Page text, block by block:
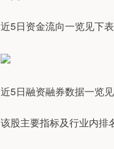
近5日资金流向一览见下表
近5日融资融券数据一览见
该股主要指标及行业内排